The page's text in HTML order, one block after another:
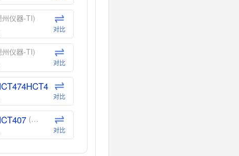
州仪器-TI)
对比
州仪器-TI)
对比
(德州仪器-TI)
对比
(德州仪器-TI)
对比
(德州仪器-TI)